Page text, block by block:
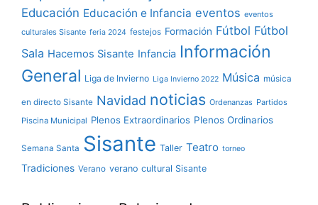
Educación Educación e Infancia eventos eventos
culturales Sisante feria 2024 festejos Formación Fútbol Fútbol
Sala Hacemos Sisante Infancia Información
General Liga de Invierno Liga Invierno 2022 Música música
en directo Sisante Navidad noticias Ordenanzas Partidos
Piscina Municipal Plenos Extraordinarios Plenos Ordinarios
Semana Santa Sisante Taller Teatro torneo
Tradiciones Verano verano cultural Sisante